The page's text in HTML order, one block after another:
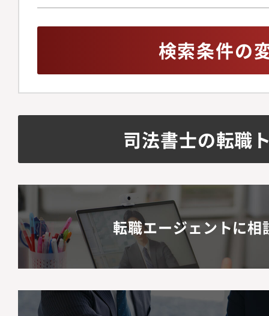
検索条件の
司法書士の転職
転職エージェントに相